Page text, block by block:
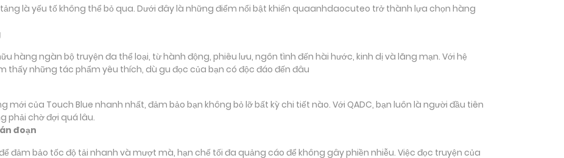
là yếu tố không thể bỏ qua. Dưới đây là những điểm nổi bật khiến quaanhdaocuteo trở thành lựa chọn hàng
hàng ngàn bộ truyện đa thể loại, từ hành động, phiêu lưu, ngôn tình đến hài hước, kinh dị và lãng mạn. Với hệ
thấy những tác phẩm yêu thích, dù gu đọc của bạn có độc đáo đến đâu
của Touch Blue nhanh nhất, đảm bảo bạn không bỏ lỡ bất kỳ chi tiết nào. Với QADC, bạn luôn là người đầu tiên
phải chờ đợi quá lâu.
đoạn
đảm bảo tốc độ tải nhanh và mượt mà, hạn chế tối đa quảng cáo để không gây phiền nhiễu. Việc đọc truyện của